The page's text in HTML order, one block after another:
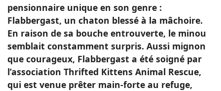
Tops
Sauvetages
Conso
pensionnaire unique en son genre :
Flabbergast, un chaton blessé à la mâchoire.
En raison de sa bouche entrouverte, le minou
semblait constamment surpris. Aussi mignon
que courageux, Flabbergast a été soigné par
l’association Thrifted Kittens Animal Rescue,
qui est venue prêter main-forte au refuge,